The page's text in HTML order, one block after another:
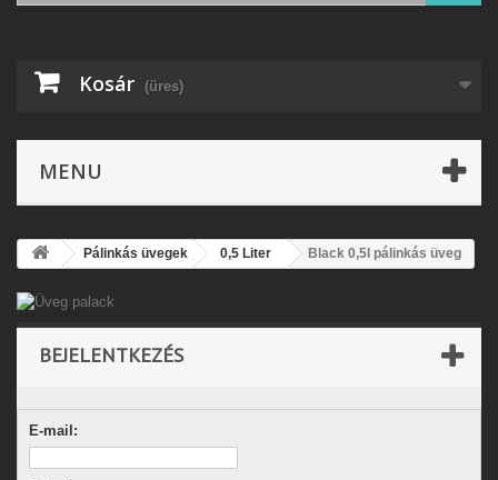
Kosár (üres)
MENU
Pálinkás üvegek 0,5 Liter Black 0,5l pálinkás üveg
BEJELENTKEZÉS
E-mail: